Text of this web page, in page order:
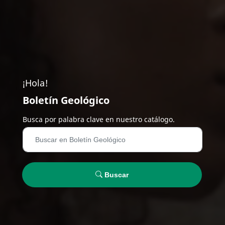
¡Hola!
Boletín Geológico
Busca por palabra clave en nuestro catálogo.
Buscar